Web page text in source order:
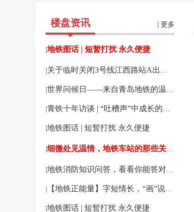
更多
楼盘资讯
地铁图话 | 短暂打扰 永久便捷
关于临时关闭3号线江西路站A出入口的通知
世界问候日——来自青岛地铁的温暖问候
青铁十年访谈 | “吐槽声”中成长的青岛地
地铁图话 | 短暂打扰 永久便捷
细微处见温情，地铁车站的那些关爱小细节
地铁消防知识问答，看看你能答对多少？
【地铁正能量】字短情长，“画”说锦旗背后
地铁图话 | 短暂打扰 永久便捷